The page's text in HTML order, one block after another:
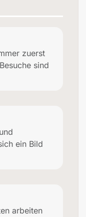
zuerst
sind
ein Bild
arbeiten